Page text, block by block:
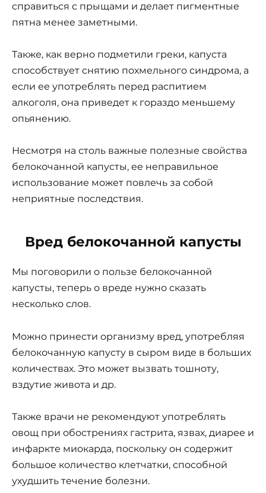
справиться с прыщами и делает пигментные
пятна менее заметными.
Также, как верно подметили греки, капуста
способствует снятию похмельного синдрома, а
если ее употреблять перед распитием
алкоголя, она приведет к гораздо меньшему
опьянению.
Несмотря на столь важные полезные свойства
белокочанной капусты, ее неправильное
использование может повлечь за собой
неприятные последствия.
Вред белокочанной капусты
Мы поговорили о пользе белокочанной
капусты, теперь о вреде нужно сказать
несколько слов.
Можно принести организму вред, употребляя
белокочанную капусту в сыром виде в больших
количествах. Это может вызвать тошноту,
вздутие живота и др.
Также врачи не рекомендуют употреблять
овощ при обострениях гастрита, язвах, диарее и
инфаркте миокарда, поскольку он содержит
большое количество клетчатки, способной
ухудшить течение болезни.